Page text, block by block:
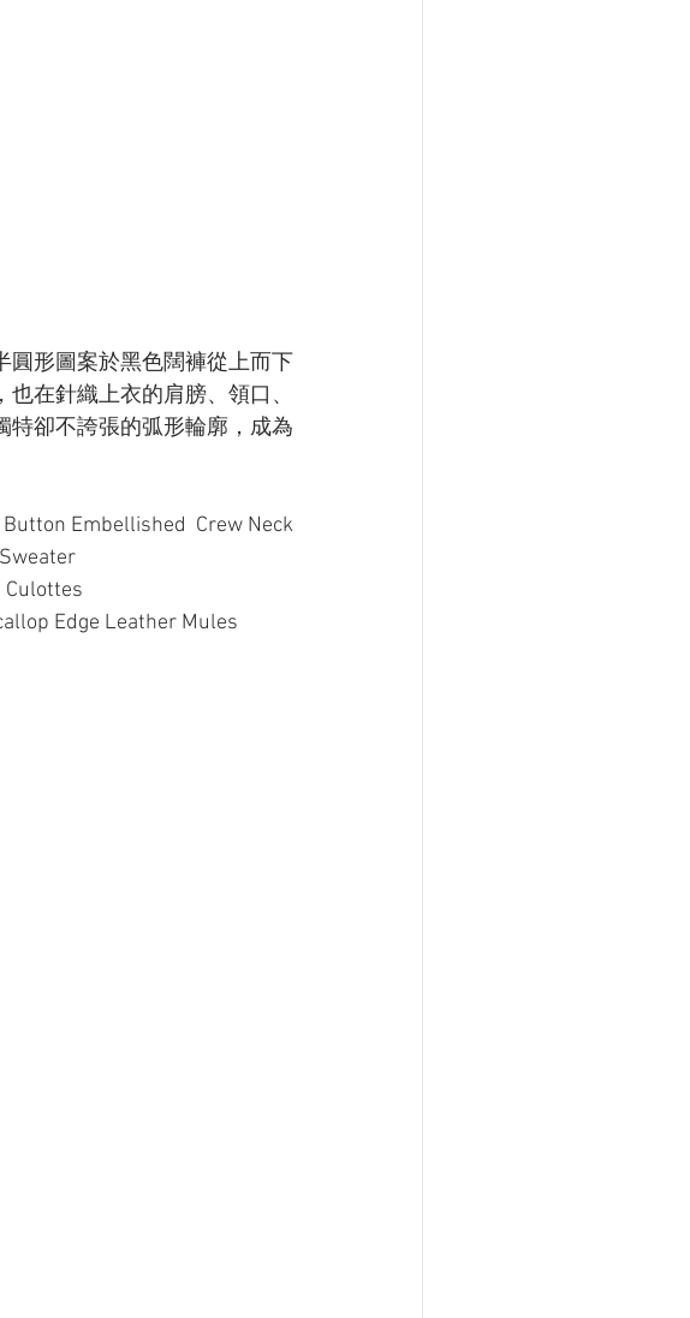
圓形圖案於黑色闊褲從上而下
也在針織上衣的肩膀、領口、
特卻不誇張的弧形輪廓，成為
Embellished  Crew Neck
Culottes
Edge Leather Mules